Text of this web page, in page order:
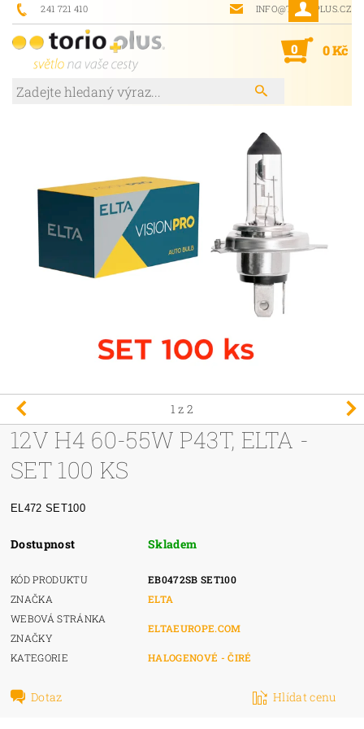
241 721 410 INFO@TORIOPLUS.CZ
0 0 Kč
1 z 2
12V H4 60-55W P43T, ELTA -
SET 100 KS
EL472 SET100
Dostupnost Skladem
KÓD PRODUKTU
EB0472SB SET100
ZNAČKA
ELTA
WEBOVÁ STRÁNKA
ZNAČKY
ELTAEUROPE.COM
KATEGORIE HALOGENOVÉ - ČIRÉ
Dotaz Hlídat cenu